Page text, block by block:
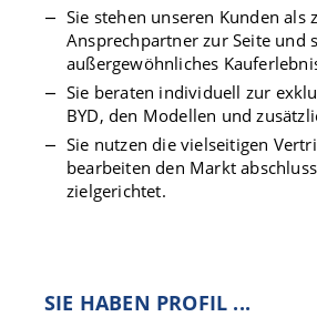
Sie stehen unseren Kunden als
Ansprechpartner zur Seite und
außergewöhnliches
Sie beraten individuell zur
BYD, den Modellen und
Sie nutzen die vielseitigen
bearbeiten den Markt
zielgerichtet.
SIE HABEN PROFIL ...